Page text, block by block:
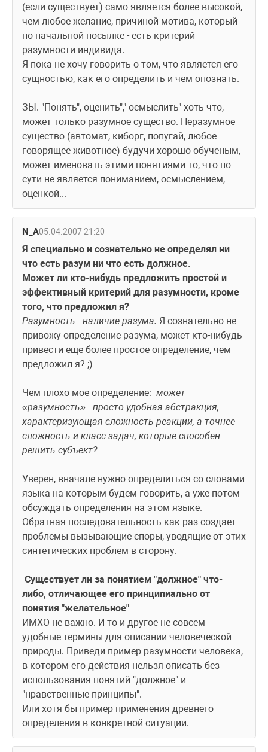
(если существует) само является более высокой,
чем любое желание, причиной мотива, который
по начальной посылке - есть критерий
разумности индивида.
Я пока не хочу говорить о том, что является его
сущностью, как его определить и чем опознать.
ЗЫ. "Понять", оценить"," осмыслить" хоть что,
может только разумное существо. Неразумное
существо (автомат, киборг, попугай, любое
говорящее животное) будучи хорошо обученым,
может именовать этими понятиями то, что по
сути не является пониманием, осмыслением,
оценкой...
N_A05.04.2007 21:20
Я специально и сознательно не определял ни
что есть разум ни что есть должное.
Может ли кто-нибудь предложить простой и
эффективный критерий для разумности, кроме
того, что предложил я?
Разумность - наличие разума. Я сознательно не
привожу определение разума, может кто-нибудь
привести еще более простое определение, чем
предложил я? ;)
Чем плохо мое определение: может
«разумность» - просто удобная абстракция,
характеризующая сложность реакции, а точнее
сложность и класс задач, которые способен
решить субъект?
Уверен, вначале нужно определиться со словами
языка на которым будем говорить, а уже потом
обсуждать определения на этом языке.
Обратная последовательность как раз создает
проблемы вызывающие споры, уводящие от этих
синтетических проблем в сторону.
либо, отличающее его принципиально от
понятия "желательное"
ИМХО не важно. И то и другое не совсем
удобные термины для описании человеческой
природы. Приведи пример разумности человека,
в котором его действия нельзя описать без
использования понятий "должное" и
"нравственные принципы".
Или хотя бы пример применения древнего
определения в конкретной ситуации.